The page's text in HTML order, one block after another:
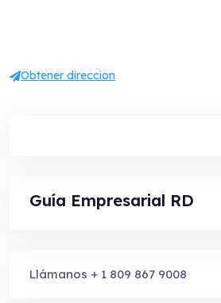
Obtener direccion
Guía Empresarial RD
Llámanos + 1 809 867 9008